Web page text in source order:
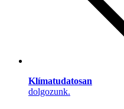
Klímatudatosan
dolgozunk.